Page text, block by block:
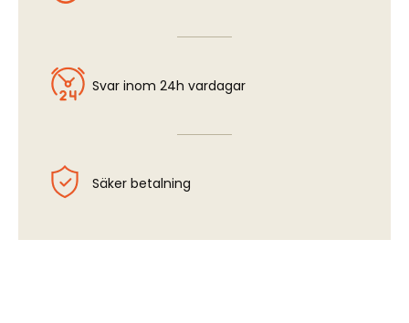
Svar inom 24h vardagar
Säker betalning